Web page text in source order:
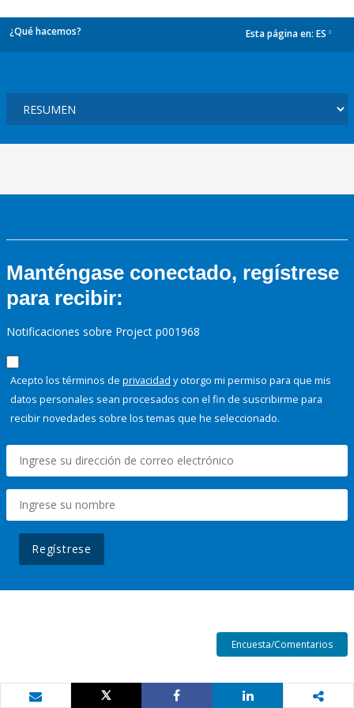
¿Qué hacemos? Esta página en: ES
Manténgase conectado, regístrese
para recibir:
Notificaciones sobre Project p001968
Acepto los términos de privacidad y otorgo mi permiso para que mis
datos personales sean procesados con el fin de suscribirme para
recibir novedades sobre los temas que he seleccionado.
Regístrese
Encuesta/Comentarios